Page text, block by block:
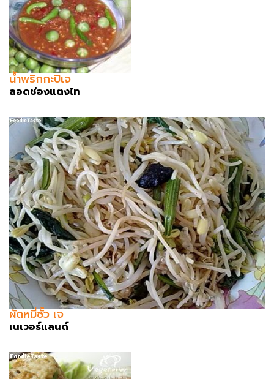
น้ำพริกกะปิเจ
ลอดช่องแตงไท
ผัดหมี่ซั้ว เจ
เนเวอร์แลนด์